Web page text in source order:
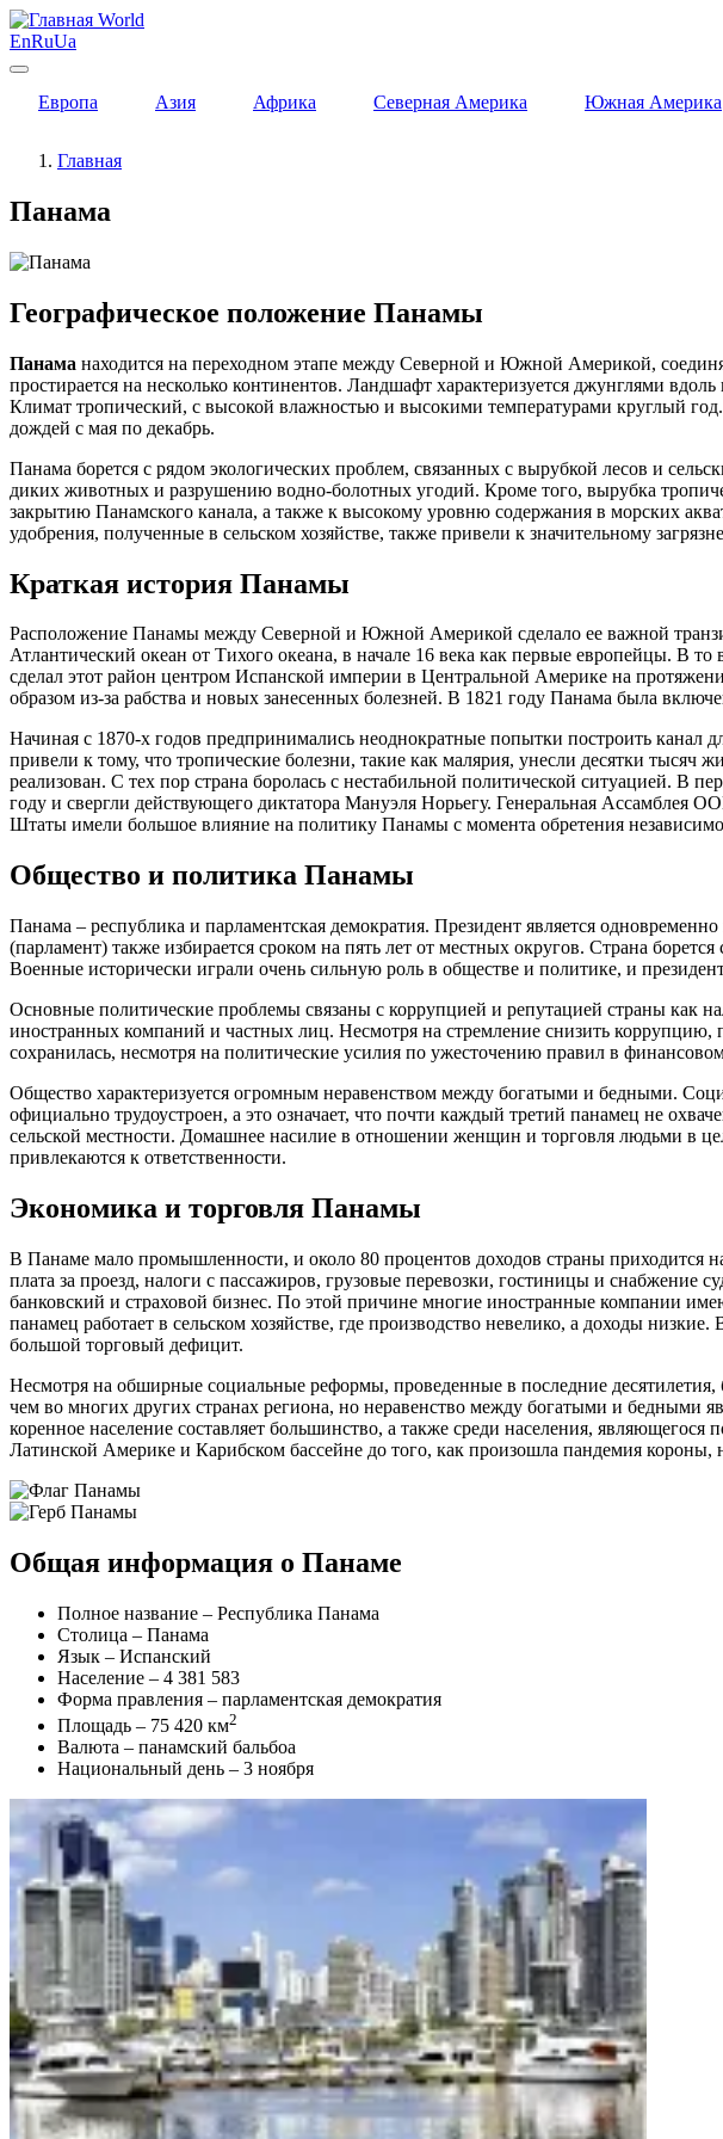
World
EnRuUa
Европа Азия Африка Северная Америка Южная Америка
Главная
Панама
Географическое положение Панамы
Панама находится на переходном этапе между Северной и Южной Америкой,
простирается на несколько континентов. Ландшафт характеризуется джунглями
Климат тропический, с высокой влажностью и высокими температурами круглый
дождей с мая по декабрь.
Панама борется с рядом экологических проблем, связанных с вырубкой лесов и
диких животных и разрушению водно-болотных угодий. Кроме того, вырубка
закрытию Панамского канала, а также к высокому уровню содержания в морских
удобрения, полученные в сельском хозяйстве, также привели к значительному
Краткая история Панамы
Расположение Панамы между Северной и Южной Америкой сделало ее важной
Атлантический океан от Тихого океана, в начале 16 века как первые европейцы. В
сделал этот район центром Испанской империи в Центральной Америке на
образом из-за рабства и новых занесенных болезней. В 1821 году Панама была
Начиная с 1870-х годов предпринимались неоднократные попытки построить канал
привели к тому, что тропические болезни, такие как малярия, унесли десятки
реализован. С тех пор страна боролась с нестабильной политической ситуацией.
году и свергли действующего диктатора Мануэля Норьегу. Генеральная
Штаты имели большое влияние на политику Панамы с момента обретения
Общество и политика Панамы
Панама – республика и парламентская демократия. Президент является
(парламент) также избирается сроком на пять лет от местных округов. Страна
Военные исторически играли очень сильную роль в обществе и политике, и
Основные политические проблемы связаны с коррупцией и репутацией страны как
иностранных компаний и частных лиц. Несмотря на стремление снизить
сохранилась, несмотря на политические усилия по ужесточению правил в
Общество характеризуется огромным неравенством между богатыми и бедными.
официально трудоустроен, а это означает, что почти каждый третий панамец не
сельской местности. Домашнее насилие в отношении женщин и торговля людьми в
привлекаются к ответственности.
Экономика и торговля Панамы
В Панаме мало промышленности, и около 80 процентов доходов страны приходится
плата за проезд, налоги с пассажиров, грузовые перевозки, гостиницы и
банковский и страховой бизнес. По этой причине многие иностранные компании
панамец работает в сельском хозяйстве, где производство невелико, а доходы
большой торговый дефицит.
Несмотря на обширные социальные реформы, проведенные в последние
чем во многих других странах региона, но неравенство между богатыми и бедными
коренное население составляет большинство, а также среди населения,
Латинской Америке и Карибском бассейне до того, как произошла пандемия короны,
Общая информация о Панаме
Полное название – Республика Панама
Столица – Панама
Язык – Испанский
Население – 4 381 583
Форма правления – парламентская демократия
Площадь – 75 420 км2
Валюта – панамский бальбоа
Национальный день – 3 ноября